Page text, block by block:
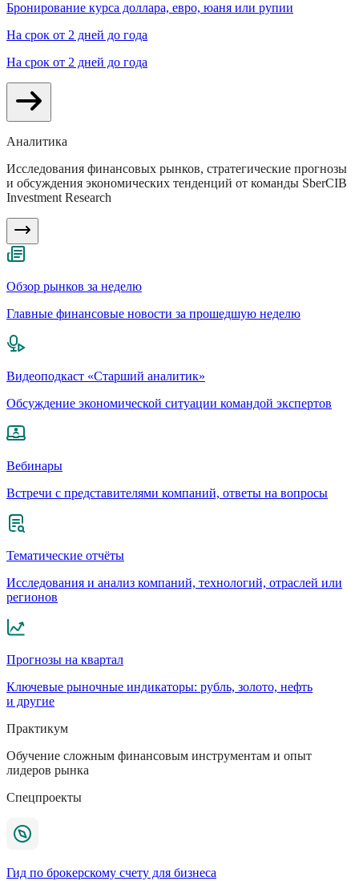
Бронирование курса доллара, евро, юаня или рупии
На срок от 2 дней до года
На срок от 2 дней до года
Аналитика
Исследования финансовых рынков, стратегические прогнозы
и обсуждения экономических тенденций от команды SberCIB
Investment Research
Обзор рынков за неделю
Главные финансовые новости за прошедшую неделю
Видеоподкаст «Старший аналитик»
Обсуждение экономической ситуации командой экспертов
Вебинары
Встречи с представителями компаний, ответы на вопросы
Тематические отчёты
Исследования и анализ компаний, технологий, отраслей или
регионов
Прогнозы на квартал
Ключевые рыночные индикаторы: рубль, золото, нефть
и другие
Практикум
Обучение сложным финансовым инструментам и опыт
лидеров рынка
Спецпроекты
Гид по брокерскому счету для бизнеса